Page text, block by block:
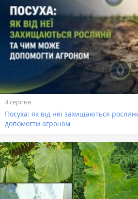
4 серпня
Посуха: як від неї захищаються
допомогти агроном